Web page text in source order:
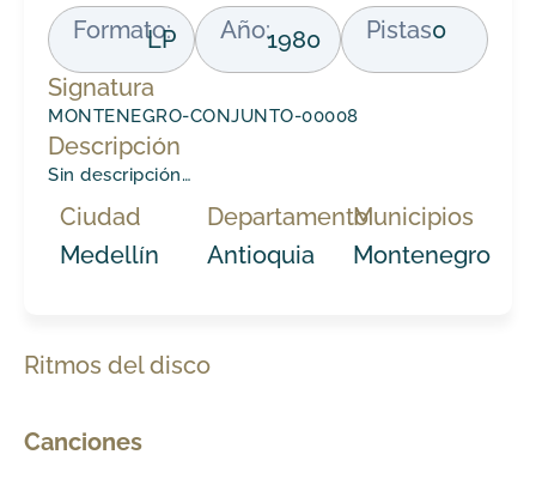
Formato:
LP Año:1980 Pistas0
Signatura
MONTENEGRO-CONJUNTO-00008
Descripción
Sin descripción…
Ciudad
Medellín
Departamento
Antioquia
Municipios
Montenegro
Ritmos del disco
Canciones